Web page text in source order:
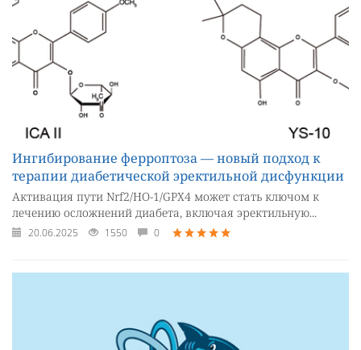
Ингибирование ферроптоза — новый подход к
терапии диабетической эректильной дисфункции
Активация пути Nrf2/HO-1/GPX4 может стать ключом к
лечению осложнений диабета, включая эректильную...
20.06.2025 1550 0